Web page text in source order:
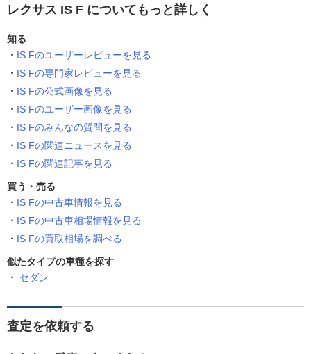
レクサス IS F についてもっと詳しく
知る
IS Fのユーザーレビューを見る
IS Fの専門家レビューを見る
IS Fの公式画像を見る
IS Fのユーザー画像を見る
IS Fのみんなの質問を見る
IS Fの関連ニュースを見る
IS Fの関連記事を見る
買う・売る
IS Fの中古車情報を見る
IS Fの中古車相場情報を見る
IS Fの買取相場を調べる
似たタイプの車種を探す
セダン
査定を依頼する